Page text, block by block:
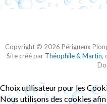
Copyright © 2026 Périgueux
Site créé par Théophile & Martin,
Choix utilisateur pour les
Nous utilisons des cookies